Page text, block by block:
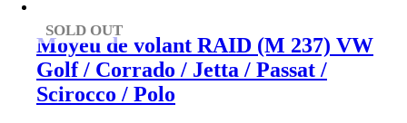
SOLD OUT
Moyeu de volant RAID (M 237) VW
Golf / Corrado / Jetta / Passat /
Scirocco / Polo